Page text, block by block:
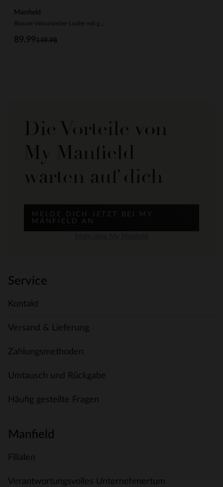
Manfield
149.98
89.99
Die Vorteile von
My Manfield
warten auf dich
MELDE DICH JETZT BEI MY
MANFIELD AN
Service
Kontakt
Versand & Lieferung
Zahlungsmethoden
Umtausch und Rückgabe
Häufig gestellte Fragen
Manfield
Filialen
Verantwortungsvolles Unternehmertum